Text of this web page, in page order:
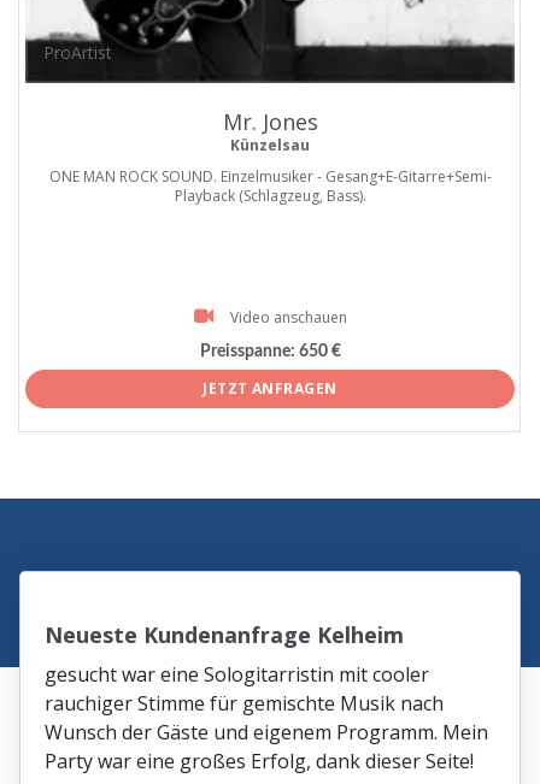
ProArtist
Mr. Jones
Künzelsau
ONE MAN ROCK SOUND. Einzelmusiker - Gesang+E-Gitarre+Semi-
Playback (Schlagzeug, Bass).
Video anschauen
Preisspanne: 650 €
JETZT ANFRAGEN
Neueste Kundenanfrage Kelheim
gesucht war eine Sologitarristin mit cooler
rauchiger Stimme für gemischte Musik nach
Wunsch der Gäste und eigenem Programm. Mein
Party war eine großes Erfolg, dank dieser Seite!